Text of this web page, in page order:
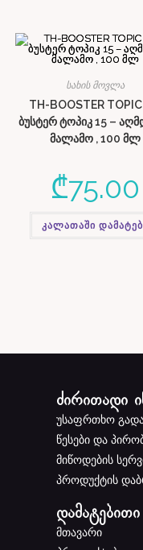
სახის მოვლა
TH-BOOSTER
ბუსტერ ტოპიკ 15 –
მალამო , 100 მლ
₾75.00
კალათაში
ძირითადი
უსაფრთხო
წესები და
მიწოდების
პროდუქტის
მთავარი